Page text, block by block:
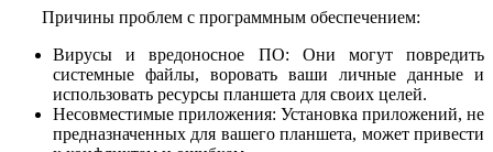
Причины проблем с программным обеспечением:
Вирусы и вредоносное ПО: Они могут повредить
системные файлы, воровать ваши личные данные и
использовать ресурсы планшета для своих целей.
Несовместимые приложения: Установка приложений, не
предназначенных для вашего планшета, может привести